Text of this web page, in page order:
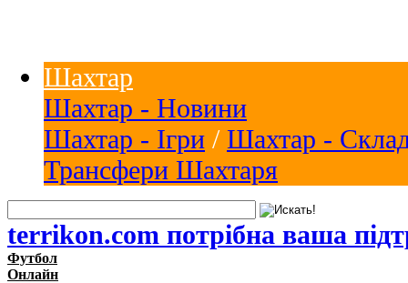
Шахтар
Шахтар - Новини
Шахтар - Ігри / Шахтар -
Трансфери Шахтаря
terrikon.com потрібна ваша
Футбол
Онлайн